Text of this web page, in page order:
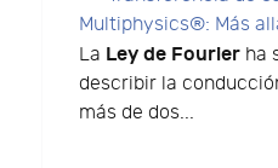
Multiphysics®: Más
La Ley de Fourier ha
describir la
más de dos...